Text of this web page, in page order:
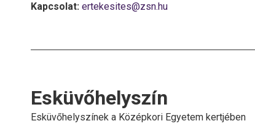
Kapcsolat: ertekesites@zsn.hu
Esküvőhelyszín
Esküvőhelyszínek a Középkori Egyetem kertjében